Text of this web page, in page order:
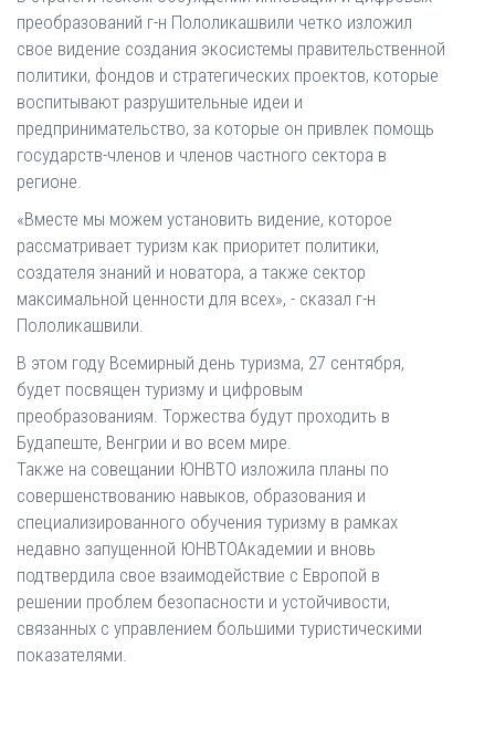
преобразований г-н Пололикашвили четко изложил
свое видение создания экосистемы правительственной
политики, фондов и стратегических проектов, которые
воспитывают разрушительные идеи и
предпринимательство, за которые он привлек помощь
государств-членов и членов частного сектора в
регионе.
«Вместе мы можем установить видение, которое
рассматривает туризм как приоритет политики,
создателя знаний и новатора, а также сектор
максимальной ценности для всех», - сказал г-н
Пололикашвили.
В этом году Всемирный день туризма, 27 сентября,
будет посвящен туризму и цифровым
преобразованиям. Торжества будут проходить в
Будапеште, Венгрии и во всем мире.
Также на совещании ЮНВТО изложила планы по
совершенствованию навыков, образования и
специализированного обучения туризму в рамках
недавно запущенной ЮНВТОАкадемии и вновь
подтвердила свое взаимодействие с Европой в
решении проблем безопасности и устойчивости,
связанных с управлением большими туристическими
показателями.